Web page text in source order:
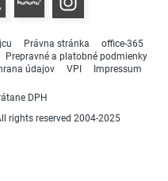
Právna stránka
office-365
Prepravné a platobné podmienky
údajov VPI Impressum
DPH
rights reserved 2004-2025